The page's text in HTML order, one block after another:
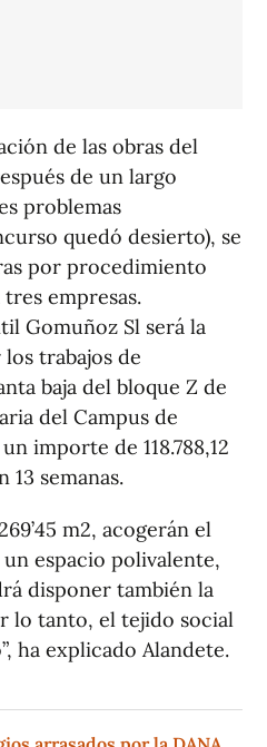
de las obras del
de un largo
problemas
quedó desierto), se
por procedimiento
empresas.
Gomuñoz Sl será la
trabajos de
baja del bloque Z de
del Campus de
importe de 118.788,12
13 semanas.
m2, acogerán el
espacio polivalente,
disponer también la
lo tanto, el tejido social
ha explicado Alandete.